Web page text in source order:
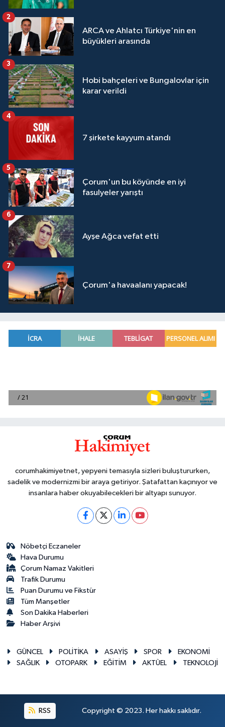
ARCA ve Ahlatcı Türkiye'nin en
büyükleri arasında
2
Hobi bahçeleri ve Bungalovlar için
karar verildi
3
7 şirkete kayyum atandı
4
Çorum'un bu köyünde en iyi
fasulyeler yarıştı
5
Ayşe Ağca vefat etti
6
Çorum'a havaalanı yapacak!
7
corumhakimiyetnet, yepyeni temasıyla sizleri buluştururken,
sadelik ve modernizmi bir araya getiriyor. Şatafattan kaçınıyor ve
insanlara haber okuyabilecekleri bir altyapı sunuyor.
Nöbetçi Eczaneler
Hava Durumu
Çorum Namaz Vakitleri
Trafik Durumu
Puan Durumu ve Fikstür
Tüm Manşetler
Son Dakika Haberleri
Haber Arşivi
GÜNCEL POLİTİKA ASAYİŞ SPOR
EKONOMİ
SAĞLIK
OTOPARK EĞİTİM AKTÜEL TEKNOLOJİ
RSS Copyright © 2023. Her hakkı saklıdır.